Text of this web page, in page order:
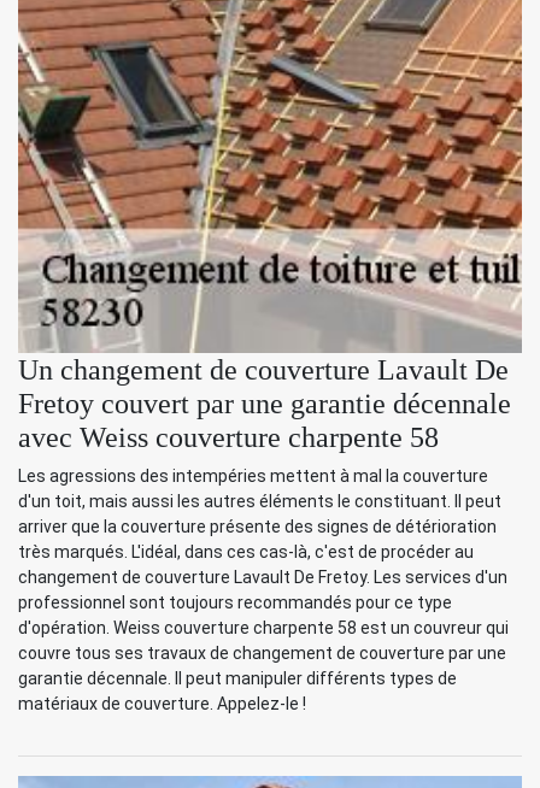
Un changement de couverture Lavault De
Fretoy couvert par une garantie décennale
avec Weiss couverture charpente 58
Les agressions des intempéries mettent à mal la couverture
d'un toit, mais aussi les autres éléments le constituant. Il peut
arriver que la couverture présente des signes de détérioration
très marqués. L'idéal, dans ces cas-là, c'est de procéder au
changement de couverture Lavault De Fretoy. Les services d'un
professionnel sont toujours recommandés pour ce type
d'opération. Weiss couverture charpente 58 est un couvreur qui
couvre tous ses travaux de changement de couverture par une
garantie décennale. Il peut manipuler différents types de
matériaux de couverture. Appelez-le !